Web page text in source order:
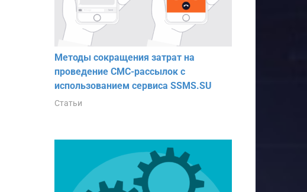
Методы сокращения затрат на
проведение СМС-рассылок с
использованием сервиса SSMS.SU
Статьи